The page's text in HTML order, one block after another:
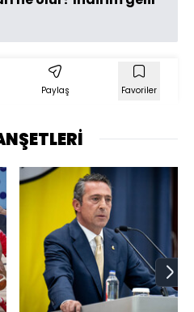
Paylaş Favoriler